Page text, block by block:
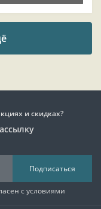
и скидках?
Подписаться
с условиями